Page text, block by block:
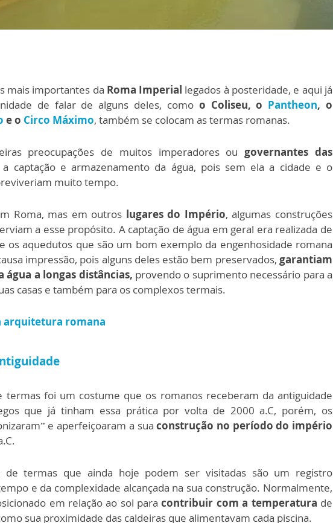
mais importantes da Roma Imperial legados à posteridade, e aqui já
de falar de alguns deles, comoo Coliseu, o Pantheon, o
e o Circo Máximo, também se colocam as termas romanas.
preocupações de muitos imperadores ougovernantes das
a captação e armazenamento da água, pois sem ela a cidade e o
muito tempo.
Roma, mas em outros lugares do Império, algumas construções
a esse propósito. A captação de água em geral era realizada de
os aquedutos que são um bom exemplo da engenhosidade romana
impressão, pois alguns deles estão bem preservados, garantiam
a longas distâncias, provendo o suprimento necessário para a
casas e também para os complexos termais.
arquitetura romana
termas foi um costume que os romanos receberam da antiguidade
que já tinham essa prática por volta de 2000 a.C, porém, os
e aperfeiçoaram a suaconstrução no período do império
de termas que ainda hoje podem ser visitadas são um registro
e da complexidade alcançada na sua construção. Normalmente,
em relação ao sol paracontribuir com a temperatura de
sua proximidade das caldeiras que alimentavam cada piscina.